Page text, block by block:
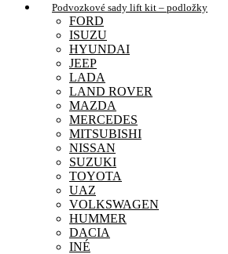
Podvozkové sady lift kit – podložky
FORD
ISUZU
HYUNDAI
JEEP
LADA
LAND ROVER
MAZDA
MERCEDES
MITSUBISHI
NISSAN
SUZUKI
TOYOTA
UAZ
VOLKSWAGEN
HUMMER
DACIA
INÉ